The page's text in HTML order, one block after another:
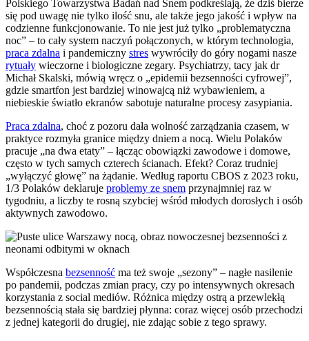
Polskiego Towarzystwa Badań nad Snem podkreślają, że dziś bierze
się pod uwagę nie tylko ilość snu, ale także jego jakość i wpływ na
codzienne funkcjonowanie. To nie jest już tylko „problematyczna
noc” – to cały system naczyń połączonych, w którym technologia,
praca zdalna i pandemiczny stres wywróciły do góry nogami nasze
rytuały wieczorne i biologiczne zegary. Psychiatrzy, tacy jak dr
Michał Skalski, mówią wręcz o „epidemii bezsenności cyfrowej”,
gdzie smartfon jest bardziej winowajcą niż wybawieniem, a
niebieskie światło ekranów sabotuje naturalne procesy zasypiania.
Praca zdalna, choć z pozoru dała wolność zarządzania czasem, w
praktyce rozmyła granice między dniem a nocą. Wielu Polaków
pracuje „na dwa etaty” – łącząc obowiązki zawodowe i domowe,
często w tych samych czterech ścianach. Efekt? Coraz trudniej
„wyłączyć głowę” na żądanie. Według raportu CBOS z 2023 roku,
1/3 Polaków deklaruje problemy ze snem przynajmniej raz w
tygodniu, a liczby te rosną szybciej wśród młodych dorosłych i osób
aktywnych zawodowo.
Współczesna bezsenność ma też swoje „sezony” – nagłe nasilenie
po pandemii, podczas zmian pracy, czy po intensywnych okresach
korzystania z social mediów. Różnica między ostrą a przewlekłą
bezsennością stała się bardziej płynna: coraz więcej osób przechodzi
z jednej kategorii do drugiej, nie zdając sobie z tego sprawy.